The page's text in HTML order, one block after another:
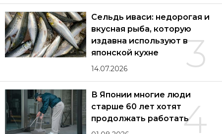
3
Сельдь иваси: недорогая и
вкусная рыба, которую
издавна используют в
японской кухне
14.07.2026
4
В Японии многие люди
старше 60 лет хотят
продолжать работать